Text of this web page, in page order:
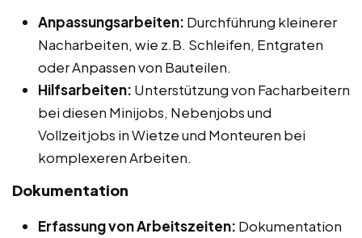
Anpassungsarbeiten: Durchführung kleinerer
Nacharbeiten, wie z.B. Schleifen, Entgraten
oder Anpassen von Bauteilen.
Hilfsarbeiten: Unterstützung von Facharbeitern
bei diesen Minijobs, Nebenjobs und
Vollzeitjobs in Wietze und Monteuren bei
komplexeren Arbeiten.
Dokumentation
Erfassung von Arbeitszeiten: Dokumentation